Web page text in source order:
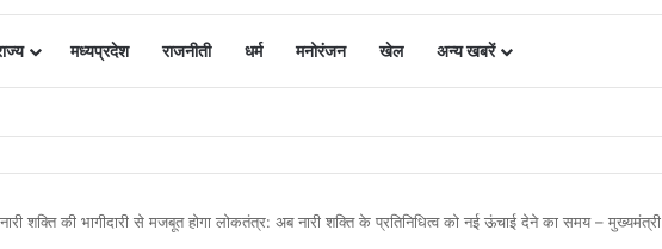
मध्यप्रदेश राजनीती धर्म मनोरंजन खेल अन्य खबरें
की समय पर उपलब्धता से किसानों में उत्साह, नैनो डीएपी और नैनो यूरिया बने किसानों के भरोसेमंद कृषि साथी…..
नारी शक्ति की भागीदारी से मजबूत होगा लोकतंत्र: अब नारी शक्ति के प्रतिनिधित्व को नई ऊंचाई देने का समय – मुख्यमंत्री